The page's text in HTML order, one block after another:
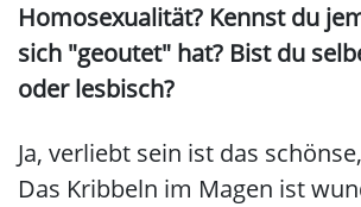
Homosexualität? Kennst du
sich "geoutet" hat? Bist du
oder lesbisch?
Ja, verliebt sein ist das
Das Kribbeln im Magen ist